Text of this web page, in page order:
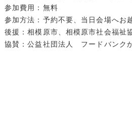
参加費用：無料
参加方法：予約不要、当日会場へお
後援：相模原市、相模原市社会福祉
協賛：公益社団法人 フードバンク